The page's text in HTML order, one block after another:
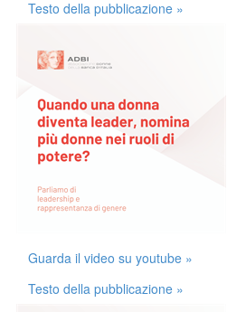
Testo della pubblicazione »
Guarda il video su youtube »
Testo della pubblicazione »